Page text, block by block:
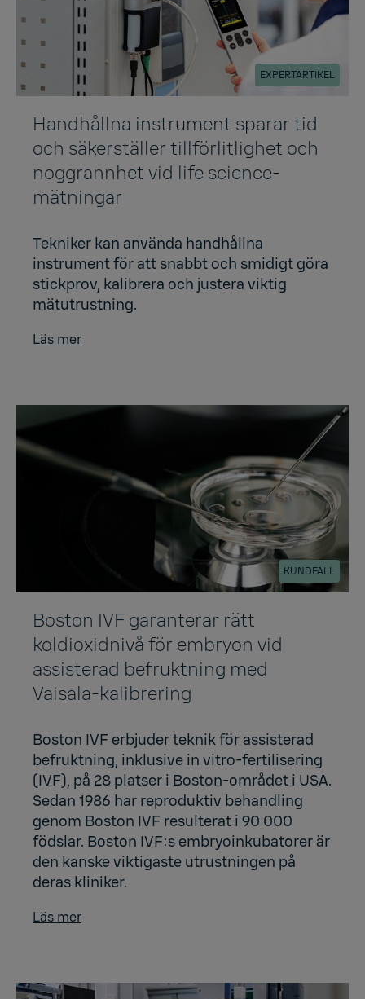
EXPERTARTIKEL
Handhållna instrument sparar tid
och säkerställer tillförlitlighet och
noggrannhet vid life science-
mätningar
Tekniker kan använda handhållna
instrument för att snabbt och smidigt göra
stickprov, kalibrera och justera viktig
mätutrustning.
Läs mer
KUNDFALL
Boston IVF garanterar rätt
koldioxidnivå för embryon vid
assisterad befruktning med
Vaisala-kalibrering
Boston IVF erbjuder teknik för assisterad
befruktning, inklusive in vitro-fertilisering
(IVF), på 28 platser i Boston-området i USA.
Sedan 1986 har reproduktiv behandling
genom Boston IVF resulterat i 90 000
födslar. Boston IVF:s embryoinkubatorer är
den kanske viktigaste utrustningen på
deras kliniker.
Läs mer